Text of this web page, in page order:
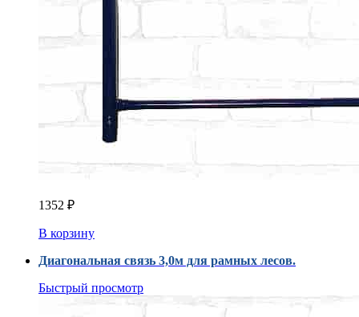
1352 ₽
В корзину
Диагональная связь 3,0м для рамных лесов.
Быстрый просмотр